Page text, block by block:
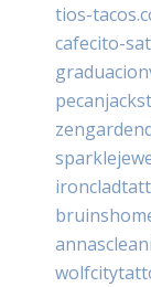
tios-
cafecito-